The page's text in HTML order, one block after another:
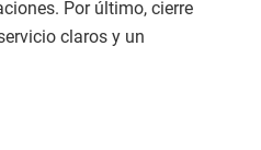
Por último, cierre
claros y un